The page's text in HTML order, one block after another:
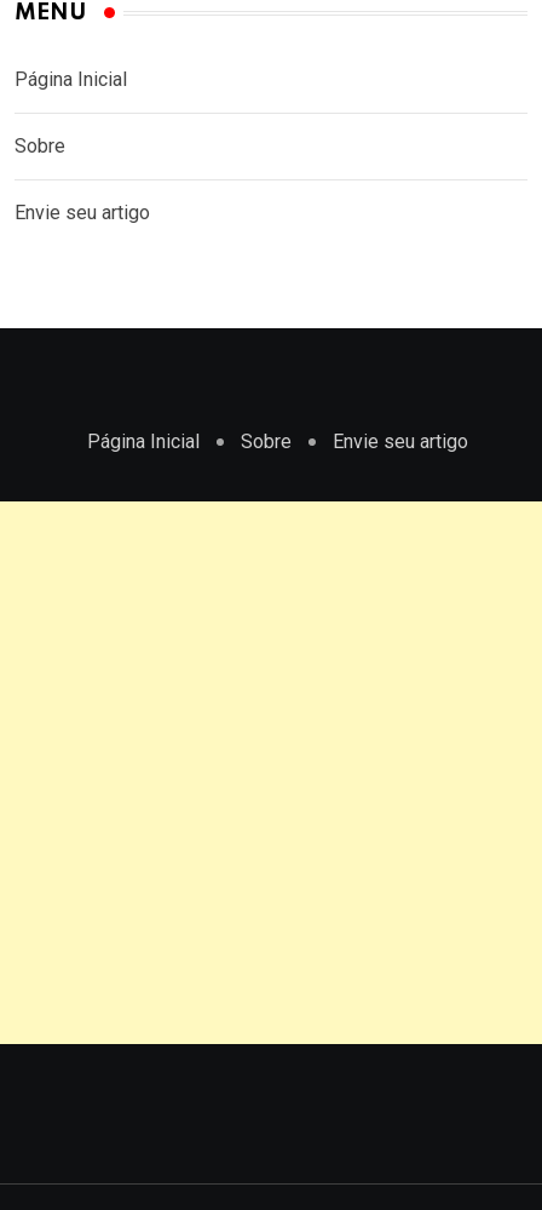
MENU
Página Inicial
Sobre
Envie seu artigo
Página Inicial Sobre Envie seu artigo